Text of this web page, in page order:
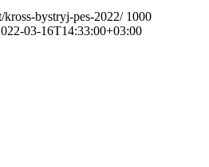
kross-bystryj-pes-2022/ 1000
03-16T14:33:00+03:00